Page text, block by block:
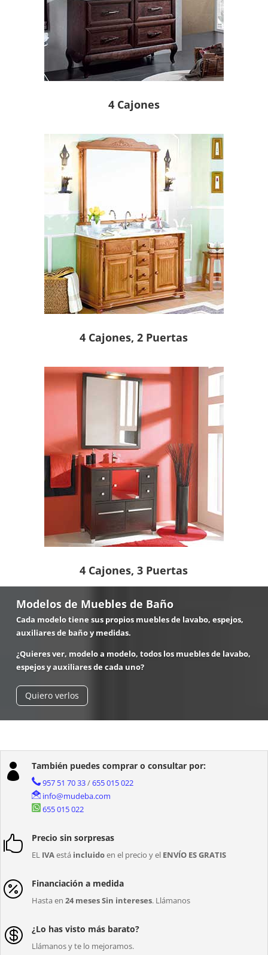
4 Cajones
4 Cajones, 2 Puertas
4 Cajones, 3 Puertas
Modelos de Muebles de Baño
Cada modelo tiene sus propios muebles de lavabo, espejos,
auxiliares de baño y medidas.
¿Quieres ver, modelo a modelo, todos los muebles de lavabo,
espejos y auxiliares de cada uno?
Quiero verlos
 También puedes comprar o consultar por:
957 51 70 33/655 015 022
info@mudeba.com
655 015 022
 Precio sin sorpresas
EL IVAestá incluidoen el precio y el ENVÍO ES GRATIS
 Financiación a medida
Hasta en 24 meses Sin intereses. Llámanos
 ¿Lo has visto más barato?
Llámanos y te lo mejoramos.